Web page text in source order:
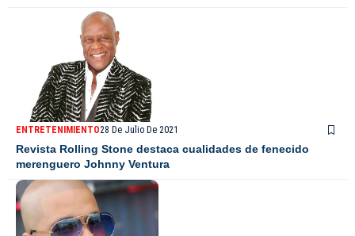
ENTRETENIMIENTO28 De Julio De 2021
Revista Rolling Stone destaca cualidades de fenecido
merenguero Johnny Ventura